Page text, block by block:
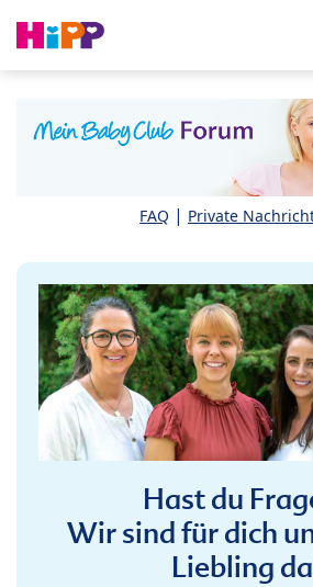
FAQ | Private
Hast du
Wir sind für dich
Liebling